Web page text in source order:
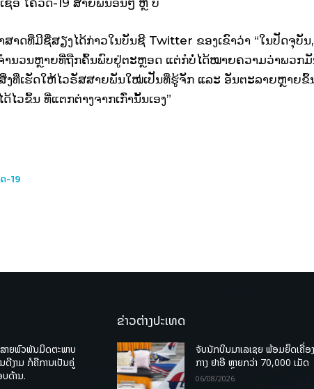
ຊື້ອ ໂຄວິດ-19 ສາຍພັນອື່ນໆ ຫຼື ບໍ່
າດທີ່ມີຊື່ສຽງໄດ້ກ່າວໃນບັນຊີ Twitter ຂອງເຂົາວ່າ “ໃນປັດຈຸບັນ,
ານວນຫຼາຍທີ່ຖືກຄົ້ນພົບຢູ່ຕະຫຼອດ ແຕ່ກໍບໍ່ໄດ້ໝາຍຄວາມວ່າພວກ
ງທີ່ເຮັດໃຫ້ໄວຣັສສາຍພັນໃໝ່ເປັນທີ່ຮູ້ຈັກ ແລະ ອັນຕະລາຍຫຼາຍຂຶ້
ໄວຂຶ້ນ ທີ່ແຕກຕ່າງຈາກເກົ່ານັ້ນເອງ”
-19
າຍພົວພັນມິດຕະພາບ
ງາມ ກໍຄືການເປັນຄູ່
ດ້ານ.
ຂ່າວຕ່າງປະເທດ
ຈັບນັກບິນມາເລເຊຍ ພ້ອມຍຶດເຄື່ອ
ກາງ ຢາອີ ຫຼາຍກວ່າ 70,000 ເມັດ
06/08/2026